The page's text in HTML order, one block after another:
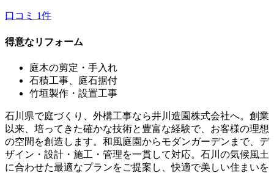
口コミ 1件
得意なリフォーム
庭木の剪定・手入れ
石積工事、庭石据付
竹垣製作・設置工事
石川県で庭づくり、外構工事なら井川造園株式会社へ。創業
以来、培ってきた確かな技術と豊富な経験で、お客様の理想
の空間を創造します。和風庭園からモダンガーデンまで、デ
ザイン・設計・施工・管理を一貫して対応。石川の気候風土
に合わせた最適なプランをご提案し、快適で美しい住まいを